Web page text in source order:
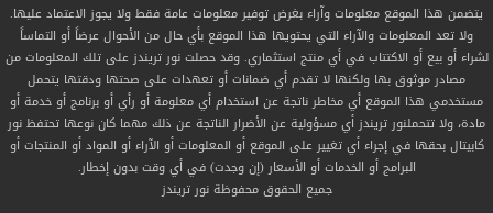
يتضمن هذا الموقع معلومات وآراء بغرض توفير معلومات عامة فقط ولا يجوز الاعتماد عليها.
ولا تعد المعلومات والآراء التي يحتويها هذا الموقع بأي حال من الأحوال عرضاً أو التماساً
لشراء أو بيع أو الاكتتاب في أي منتج استثماري. وقد حصلت نور تريندز على تلك المعلومات من
مصادر موثوق بها ولكنها لا تقدم أي ضمانات أو تعهدات على صحتها ودقتها يتحمل
مستخدمي هذا الموقع أي مخاطر ناتجة عن استخدام أي معلومة أو رأي أو برنامج أو خدمة أو
مادة، ولا تتحملنور تريندز أي مسؤولية عن الأضرار الناتجة عن ذلك مهما كان نوعها تحتفظ نور
كابيتال بحقها في إجراء أي تغيير على الموقع أو المعلومات أو الآراء أو المواد أو المنتجات أو
البرامج أو الخدمات أو الأسعار (إن وجدت) في أي وقت بدون إخطار.
جميع الحقوق محفوظةنور تريندز